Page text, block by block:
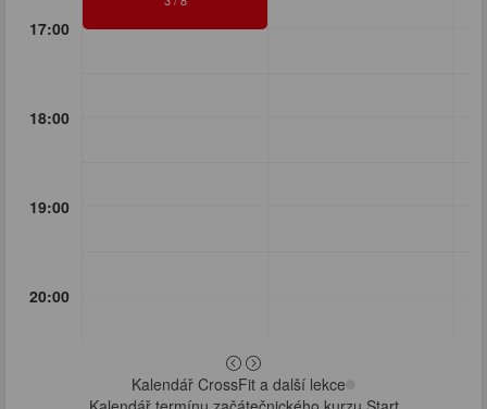
17:00
18:00
19:00
20:00
Kalendář CrossFit a další lekce